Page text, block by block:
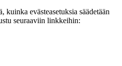
kuinka evästeasetuksia säädetään
seuraaviin linkkeihin: